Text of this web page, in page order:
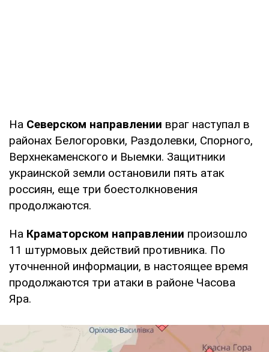
На Северском направлении враг наступал в
районах Белогоровки, Раздолевки, Спорного,
Верхнекаменского и Выемки. Защитники
украинской земли остановили пять атак
россиян, еще три боестолкновения
продолжаются.
На Краматорском направлении произошло
11 штурмовых действий противника. По
уточненной информации, в настоящее время
продолжаются три атаки в районе Часова
Яра.